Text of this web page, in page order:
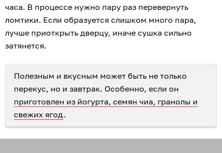
часа. В процессе нужно пару раз перевернуть
ломтики. Если образуется слишком много пара,
лучше приоткрыть дверцу, иначе сушка сильно
затянется.
Полезным и вкусным может быть не только
перекус, но и завтрак. Особенно, если он
приготовлен из йогурта, семян чиа, гранолы и
свежих ягод.